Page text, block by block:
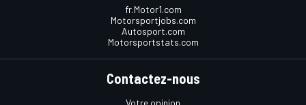
fr.Motor1.com
Motorsportjobs.com
Autosport.com
Motorsportstats.com
Contactez-nous